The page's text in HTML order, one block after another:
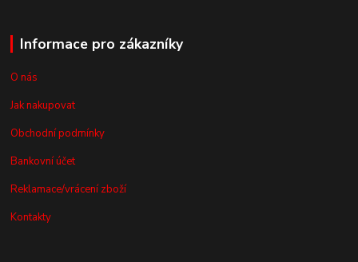
Informace pro zákazníky
O nás
Jak nakupovat
Obchodní podmínky
Bankovní účet
Reklamace/vrácení zboží
Kontakty